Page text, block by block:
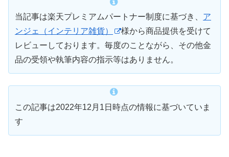
当記事は楽天プレミアムパートナー制度に基づき、 ア
ンジェ（インテリア雑貨）
様から商品提供を受けて
レビューしております。毎度のことながら、その他金
品の受領や執筆内容の指示等はありません。
この記事は2022年12月1日時点の情報に基づいていま
す